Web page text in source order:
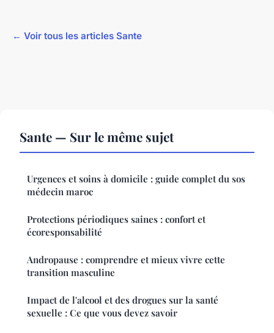
← Voir tous les articles Sante
Sante — Sur le même sujet
Urgences et soins à domicile : guide complet du sos
médecin maroc
Protections périodiques saines : confort et
écoresponsabilité
Andropause : comprendre et mieux vivre cette
transition masculine
Impact de l'alcool et des drogues sur la santé
sexuelle : Ce que vous devez savoir